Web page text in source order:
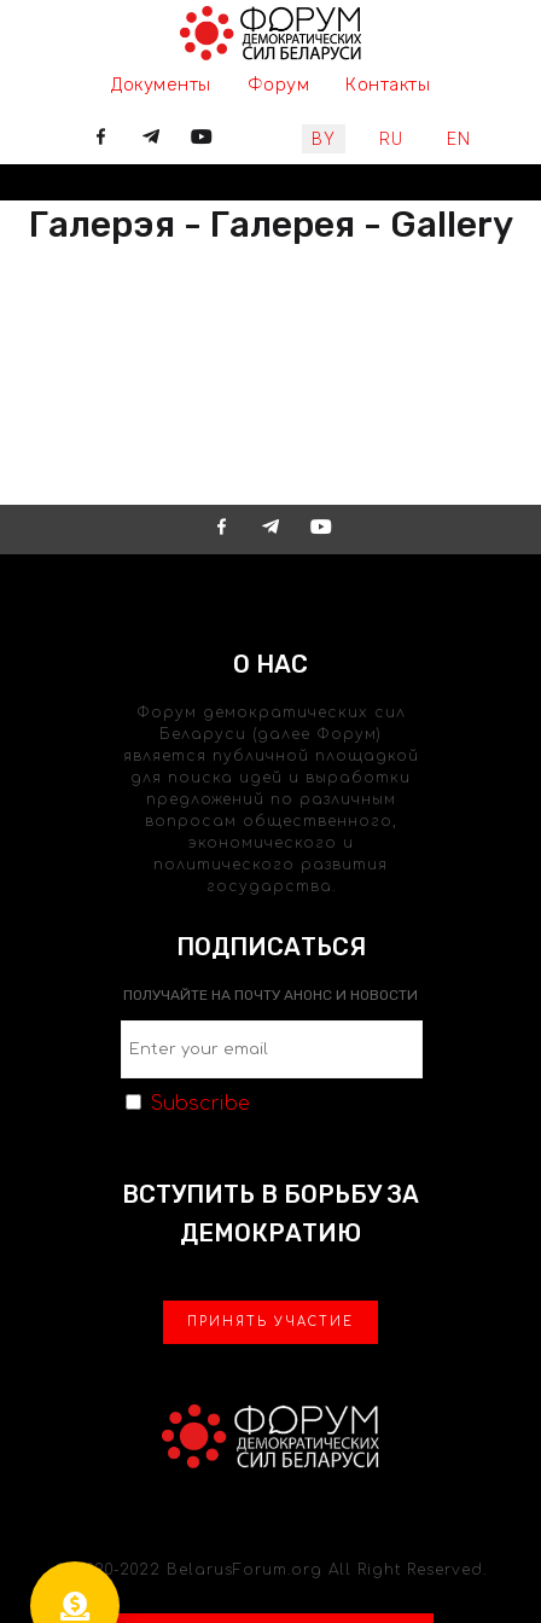
Документы Форум Контакты
Выберите язык
BY RU EN
Галерэя - Галерея - Gallery
О НАС
Форум демократических сил
Беларуси (далее Форум)
является публичной площадкой
для поиска идей и выработки
предложений по различным
вопросам общественного,
экономического и
политического развития
государства.
ПОДПИСАТЬСЯ
ПОЛУЧАЙТЕ НА ПОЧТУ АНОНС И НОВОСТИ
Subscribe
ВСТУПИТЬ В БОРЬБУ ЗА
ДЕМОКРАТИЮ
ПРИНЯТЬ УЧАСТИЕ
© 2020-2022 BelarusForum.org All Right Reserved.